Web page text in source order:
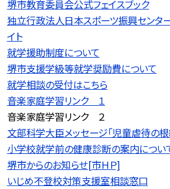
堺市教育委員会公式フェイスブック
独立行政法人日本スポーツ振興センタ
イト
就学援助制度について
堺市支援学級等就学奨励費について
就学相談の受付はこちら
音楽家庭学習リンク １
音楽家庭学習リンク ２
文部科学大臣メッセージ「児童虐待の根
小学校就学前の健康診断の案内につい
堺市からのお知らせ[市ＨＰ]
いじめ不登校対策支援室相談窓口